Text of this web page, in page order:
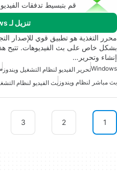
قم بتبسيط تدفقات
تنزيل لـ Windows
محرر التغذية هو تطبيق قوي للإصدار
بشكل خاص على بث الفيديوهات. تتيح
إنشاء وتحرير…
Windowsتحرير الفيديو لنظام التشغيل ويندوز
بث مباشر لنظام ويندوزبث الفيديو لنظام
1
2
3